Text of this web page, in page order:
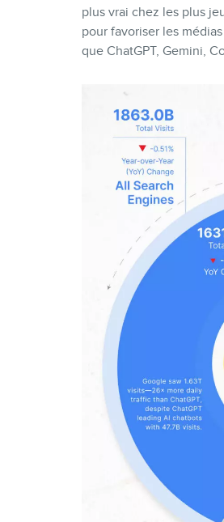
plus vrai chez les plus
pour favoriser les
que ChatGPT, Gemini,